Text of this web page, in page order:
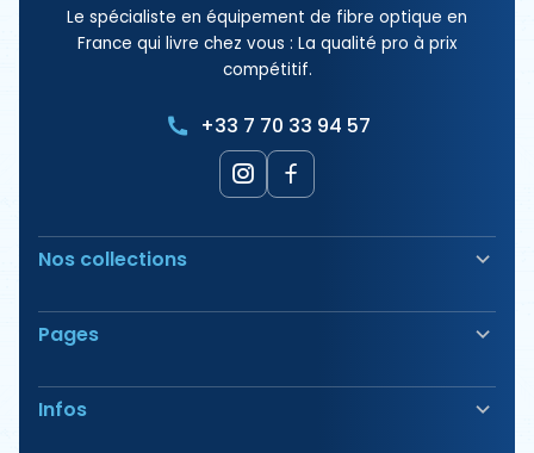
Le spécialiste en équipement de fibre optique en
France qui livre chez vous : La qualité pro à prix
compétitif.
+33 7 70 33 94 57
Nos collections
Soudeuse Fibre Optique
Sécurité & Balisage
Outillage
Tirage & Aiguillage
Pages
Nos Produits
Nos Offres
Infos